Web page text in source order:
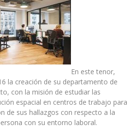
En este tenor,
la creación de su departamento de
con la misión de estudiar las
espacial en centros de trabajo para
de sus hallazgos con respecto a la
con su entorno laboral.